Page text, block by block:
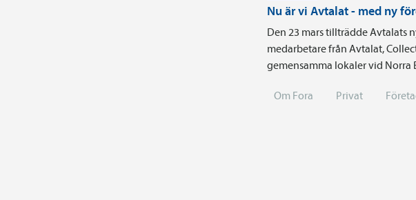
Nu är vi Avtalat - med ny
Den 23 mars tillträdde Avtalats
medarbetare från Avtalat,
gemensamma lokaler vid Norra
Om Fora Privat